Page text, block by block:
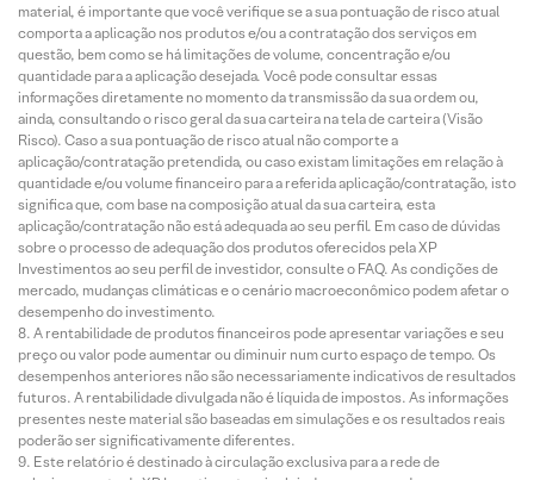
material, é importante que você verifique se a sua pontuação de risco atual
comporta a aplicação nos produtos e/ou a contratação dos serviços em
questão, bem como se há limitações de volume, concentração e/ou
quantidade para a aplicação desejada. Você pode consultar essas
informações diretamente no momento da transmissão da sua ordem ou,
ainda, consultando o risco geral da sua carteira na tela de carteira (Visão
Risco). Caso a sua pontuação de risco atual não comporte a
aplicação/contratação pretendida, ou caso existam limitações em relação à
quantidade e/ou volume financeiro para a referida aplicação/contratação, isto
significa que, com base na composição atual da sua carteira, esta
aplicação/contratação não está adequada ao seu perfil. Em caso de dúvidas
sobre o processo de adequação dos produtos oferecidos pela XP
Investimentos ao seu perfil de investidor, consulte o FAQ. As condições de
mercado, mudanças climáticas e o cenário macroeconômico podem afetar o
desempenho do investimento.
A rentabilidade de produtos financeiros pode apresentar variações e seu
preço ou valor pode aumentar ou diminuir num curto espaço de tempo. Os
desempenhos anteriores não são necessariamente indicativos de resultados
futuros. A rentabilidade divulgada não é líquida de impostos. As informações
presentes neste material são baseadas em simulações e os resultados reais
poderão ser significativamente diferentes.
Este relatório é destinado à circulação exclusiva para a rede de